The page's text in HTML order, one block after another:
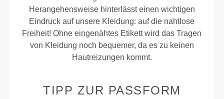
Herangehensweise hinterlässt einen wichtigen
Eindruck auf unsere Kleidung: auf die nahtlose
Freiheit! Ohne eingenähtes Etikett wird das Tragen
von Kleidung noch bequemer, da es zu keinen
Hautreizungen kommt.
TIPP ZUR PASSFORM